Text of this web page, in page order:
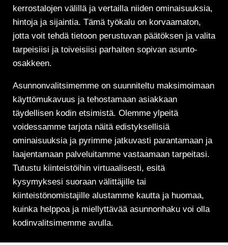
kerrostalojen välillä ja vertailla niiden ominaisuuksia,
hintoja ja sijaintia. Tämä työkalu on korvaamaton,
jotta voit tehdä tietoon perustuvan päätöksen ja valita
tarpeisiisi ja toiveisiisi parhaiten sopivan asunto-
osakkeen.
Asunnonvalitsimemme on suunniteltu maksimoimaan
käyttömukavuus ja tehostamaan asiakkaan
täydellisen kodin etsimistä. Olemme ylpeitä
voidessamme tarjota näitä edistyksellisiä
ominaisuuksia ja pyrimme jatkuvasti parantamaan ja
laajentamaan palveluitamme vastaamaan tarpeitasi.
Tutustu kiinteistöihin virtuaalisesti, esitä
kysymyksesi suoraan välittäjille tai
kiinteistönomistajille alustamme kautta ja huomaa,
kuinka helppoa ja miellyttävää asunnonhaku voi olla
kodinvalitsimemme avulla.